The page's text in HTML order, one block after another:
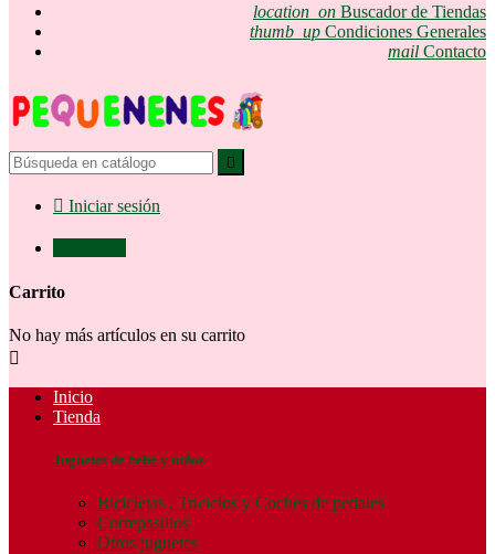
location_on Buscador de Tiendas
thumb_up Condiciones Generales
mail Contacto

 Iniciar sesión
Carrito
No hay más artículos en su carrito

Inicio
Tienda
Juguetes de bebé y niños
Bicicletas , Triciclos y Coches de pedales
Correpasillos
Otros juguetes